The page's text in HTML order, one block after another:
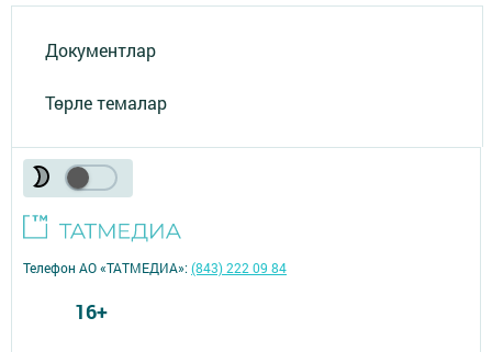
Документлар
Төрле темалар
Телефон АО «ТАТМЕДИА»:(843) 222 09 84
16+